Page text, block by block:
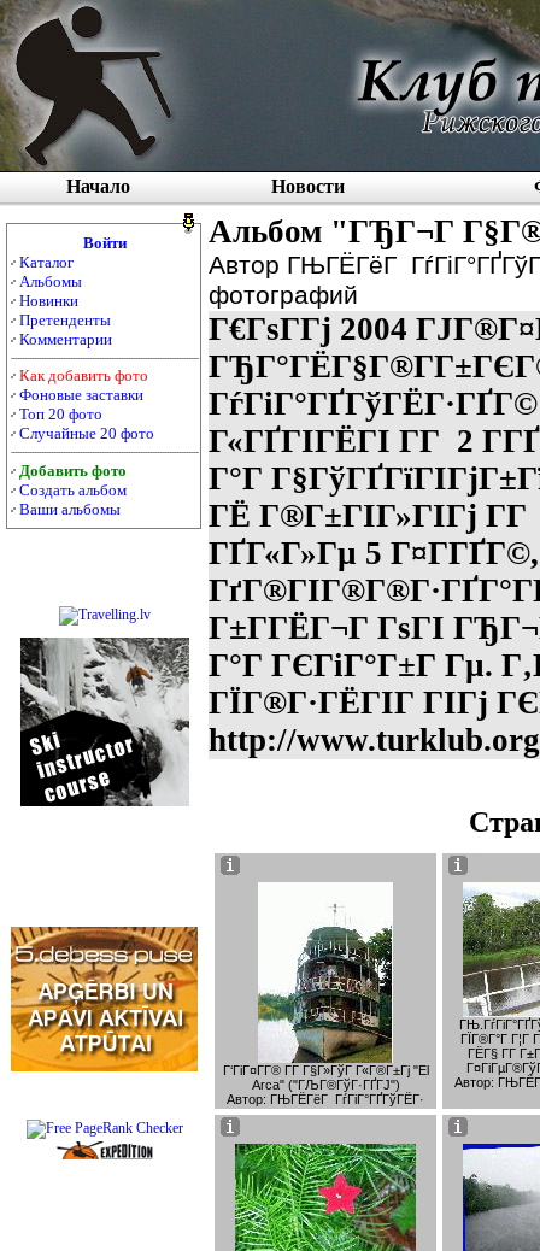
Начало Новости
Войти
Каталог
Альбомы
Новинки
Претенденты
Комментарии
Как добавить фото
Фоновые заставки
Топ 20 фото
Случайные 20 фото
Добавить фото
Создать альбом
Ваши альбомы
Альбом "ГЂГ¬Г
Автор ГЊГЁГёГ
фотографий
Г€ГѕГ­Гј 2004
Г«ГҐГІГЁГІ Г­Г 2
Г°Г
ГЁ Г®Г±ГІГ»ГІГј
ГҐГ«Г»Гµ 5
Г±Г­ГЁГ¬Г ГѕГІ
Г°Г ГЄГіГ°Г±Г Гµ.
ГЇГ®Г·ГЁГІГ ГІГј
http://
Г‘ГіГ¤Г­Г® Г­Г Г§Г»ГўГ Г«Г®Г±Гј "El
Arca" ("ГЉГ®ГўГ·ГҐГЈ")
Автор: ГЊГЁГёГ ГѓГіГ°ГҐГўГЁГ·
ГЇГ®Г°Г Г¦Г
ГЁГ§ Г­Г
Автор: